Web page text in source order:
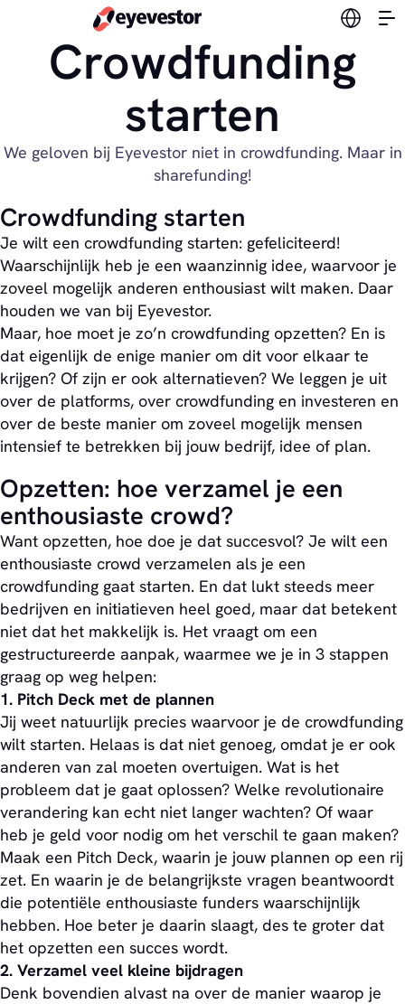
Crowdfunding
starten
We geloven bij Eyevestor niet in crowdfunding. Maar in
sharefunding!
Crowdfunding starten
Je wilt een crowdfunding starten: gefeliciteerd!
Waarschijnlijk heb je een waanzinnig idee, waarvoor je
zoveel mogelijk anderen enthousiast wilt maken. Daar
houden we van bij Eyevestor.
Maar, hoe moet je zo’n crowdfunding opzetten? En is
dat eigenlijk de enige manier om dit voor elkaar te
krijgen? Of zijn er ook alternatieven? We leggen je uit
over de platforms, over crowdfunding en investeren en
over de beste manier om zoveel mogelijk mensen
intensief te betrekken bij jouw bedrijf, idee of plan.
Opzetten: hoe verzamel je een
enthousiaste crowd?
Want opzetten, hoe doe je dat succesvol? Je wilt een
enthousiaste crowd verzamelen als je een
crowdfunding gaat starten. En dat lukt steeds meer
bedrijven en initiatieven heel goed, maar dat betekent
niet dat het makkelijk is. Het vraagt om een
gestructureerde aanpak, waarmee we je in 3 stappen
graag op weg helpen:
1. Pitch Deck met de plannen
Jij weet natuurlijk precies waarvoor je de crowdfunding
wilt starten. Helaas is dat niet genoeg, omdat je er ook
anderen van zal moeten overtuigen. Wat is het
probleem dat je gaat oplossen? Welke revolutionaire
verandering kan echt niet langer wachten? Of waar
heb je geld voor nodig om het verschil te gaan maken?
Maak een Pitch Deck, waarin je jouw plannen op een rij
zet. En waarin je de belangrijkste vragen beantwoordt
die potentiële enthousiaste funders waarschijnlijk
hebben. Hoe beter je daarin slaagt, des te groter dat
het opzetten een succes wordt.
2. Verzamel veel kleine bijdragen
Denk bovendien alvast na over de manier waarop je